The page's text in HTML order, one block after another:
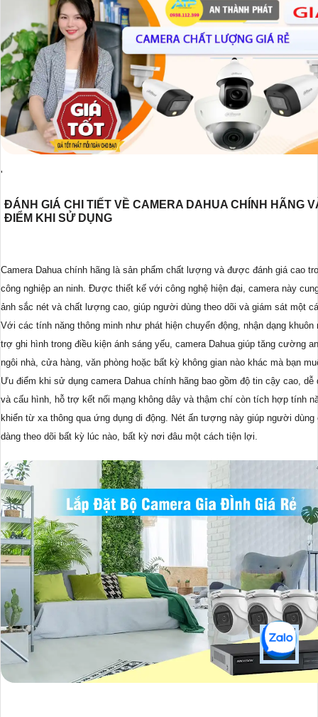
'
ĐÁNH GIÁ CHI TIẾT VỀ CAMERA DAHUA CHÍNH HÃNG
ĐIỂM KHI SỬ DỤNG
Camera Dahua chính hãng là sản phẩm chất lượng và được đánh giá cao
công nghiệp an ninh. Được thiết kế với công nghệ hiện đại, camera này
ảnh sắc nét và chất lượng cao, giúp người dùng theo dõi và giám sát một
Với các tính năng thông minh như phát hiện chuyển động, nhận dạng khuôn
trợ ghi hình trong điều kiện ánh sáng yếu, camera Dahua giúp tăng cường
ngôi nhà, cửa hàng, văn phòng hoặc bất kỳ không gian nào khác mà bạn
Ưu điểm khi sử dụng camera Dahua chính hãng bao gồm độ tin cậy cao, dễ
và cấu hình, hỗ trợ kết nối mạng không dây và thậm chí còn tích hợp tính
khiển từ xa thông qua ứng dụng di động. Nét ấn tượng này giúp người dùng
dàng theo dõi bất kỳ lúc nào, bất kỳ nơi đâu một cách tiện lợi.